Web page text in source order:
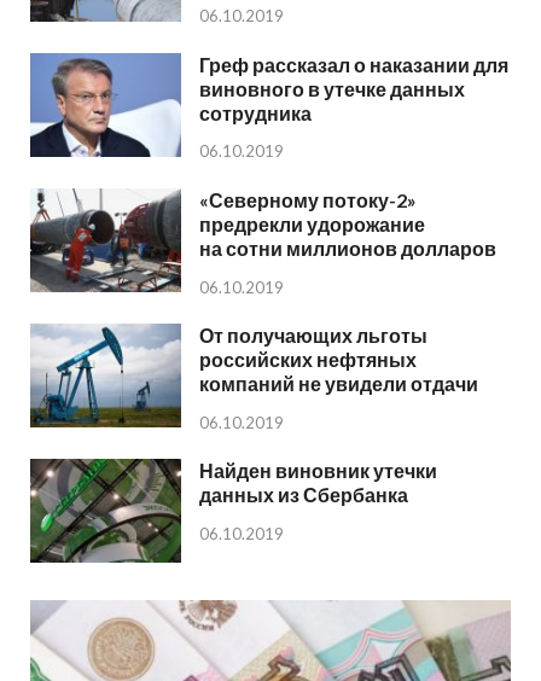
06.10.2019
Греф рассказал о наказании для
виновного в утечке данных
сотрудника
06.10.2019
«Северному потоку-2»
предрекли удорожание
на сотни миллионов долларов
06.10.2019
От получающих льготы
российских нефтяных
компаний не увидели отдачи
06.10.2019
Найден виновник утечки
данных из Сбербанка
06.10.2019